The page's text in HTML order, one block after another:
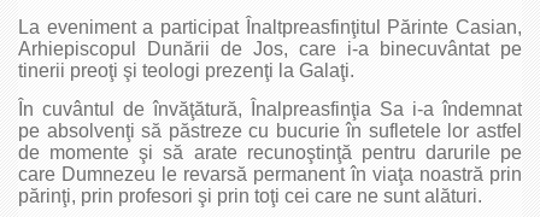
La eveniment a participat Înaltpreasfinţitul Părinte Casian,
Arhiepiscopul Dunării de Jos, care i-a binecuvântat pe
tinerii preoţi şi teologi prezenţi la Galaţi.
În cuvântul de învăţătură, Înalpreasfinţia Sa i-a îndemnat
pe absolvenţi să păstreze cu bucurie în sufletele lor astfel
de momente şi să arate recunoştinţă pentru darurile pe
care Dumnezeu le revarsă permanent în viaţa noastră prin
părinţi, prin profesori şi prin toţi cei care ne sunt alături.